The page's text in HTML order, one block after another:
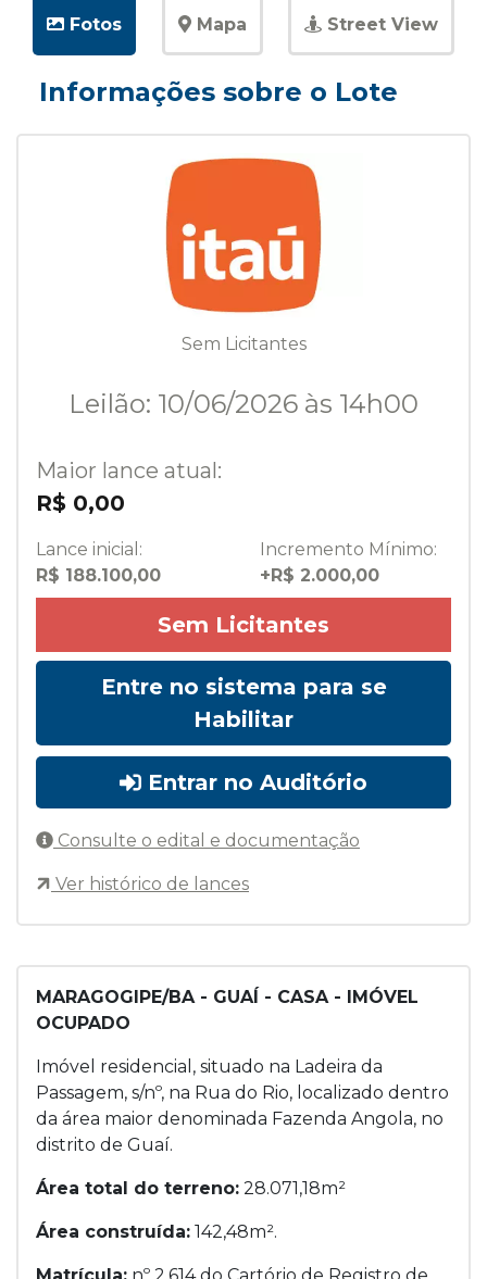
Fotos Mapa Street View
Informações sobre o Lote
MARAGOGIPE/BA - GUAÍ - CASA - IMÓVEL
OCUPADO
Imóvel residencial, situado na Ladeira da
Passagem, s/nº, na Rua do Rio, localizado dentro
da área maior denominada Fazenda Angola, no
distrito de Guaí.
Área total do terreno: 28.071,18m²
Área construída: 142,48m².
Sem Licitantes
Leilão: 10/06/2026 às 14h00
Maior lance atual:
R$ 0,00
Lance inicial:
R$ 188.100,00
Incremento Mínimo:
+R$ 2.000,00
Sem Licitantes
Entre no sistema para se
Habilitar
Entrar no Auditório
Consulte o edital e documentação
Ver histórico de lances